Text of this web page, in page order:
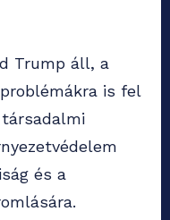
Trump áll, a
is fel
és a